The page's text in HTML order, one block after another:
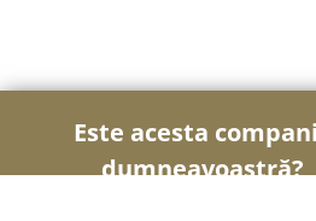
Este acesta
dumneavoastră?